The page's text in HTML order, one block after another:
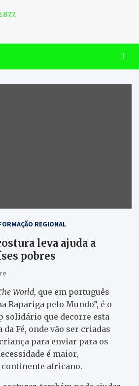
LIVRE 87.7, 106
REGIONAL
leva ajuda a
pobres
World, que em português
Rapariga pelo Mundo”, é o
solidário que decorre esta
Fé, onde vão ser criadas
para enviar para os
é maior,
continente africano.